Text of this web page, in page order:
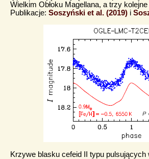
Wielkim Obłoku Magellana, a trzy
Publikacje: Soszyński et al. (2019) i
Krzywe blasku cefeid II typu